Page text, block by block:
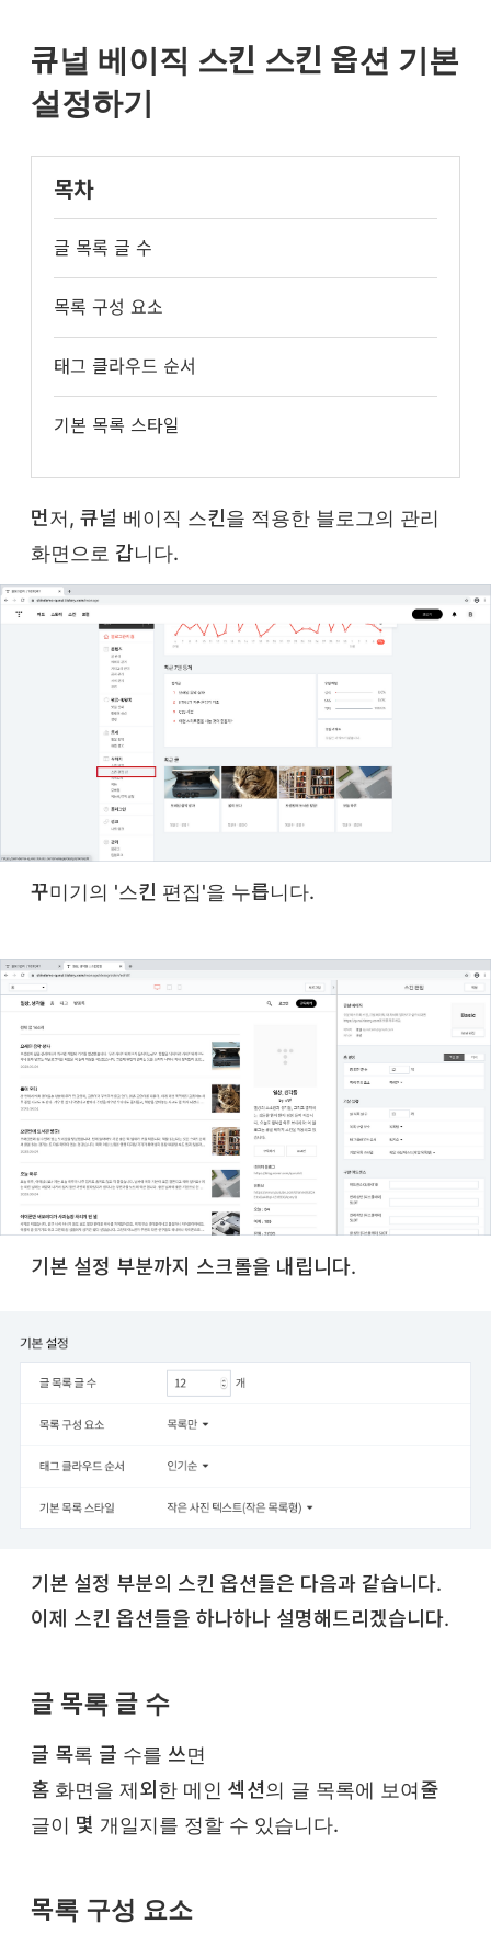
스
킨
설
명
서
큐널 베이직 스킨 스킨 옵션 기본
설정하기
목차
글 목록 글 수
목록 구성 요소
태그 클라우드 순서
기본 목록 스타일
먼저, 큐널 베이직 스킨을 적용한 블로그의 관리
화면으로 갑니다.
꾸미기의 '스킨 편집'을 누릅니다.
기본 설정 부분까지 스크롤을 내립니다.
기본 설정 부분의 스킨 옵션들은 다음과 같습니다.
이제 스킨 옵션들을 하나하나 설명해드리겠습니다.
글 목록 글 수
글 목록 글 수를 쓰면
홈 화면을 제외한 메인 섹션의 글 목록에 보여줄
글이 몇 개일지를 정할 수 있습니다.
목록 구성 요소